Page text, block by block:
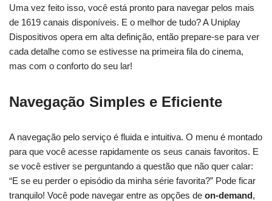
Uma vez feito isso, você está pronto para navegar pelos mais
de 1619 canais disponíveis. E o melhor de tudo? A Uniplay
Dispositivos opera em alta definição, então prepare-se para ver
cada detalhe como se estivesse na primeira fila do cinema,
mas com o conforto do seu lar!
Navegação Simples e Eficiente
A navegação pelo serviço é fluida e intuitiva. O menu é montado
para que você acesse rapidamente os seus canais favoritos. E
se você estiver se perguntando a questão que não quer calar:
“E se eu perder o episódio da minha série favorita?” Pode ficar
tranquilo! Você pode navegar entre as opções de on-demand,